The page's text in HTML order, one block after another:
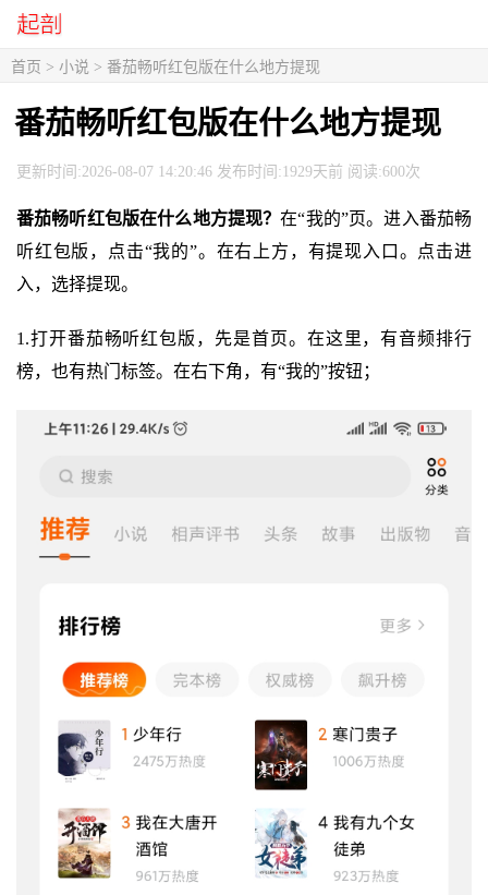
首页 > 小说 > 番茄畅听红包版在什么地方提现
番茄畅听红包版在什么地方提现
更新时间:2026-08-07 14:20:46 发布时间:1929天前 阅读:600次
番茄畅听红包版在什么地方提现？在“我的”页。进入番茄畅
听红包版，点击“我的”。在右上方，有提现入口。点击进
入，选择提现。
1.打开番茄畅听红包版，先是首页。在这里，有音频排行
榜，也有热门标签。在右下角，有“我的”按钮；